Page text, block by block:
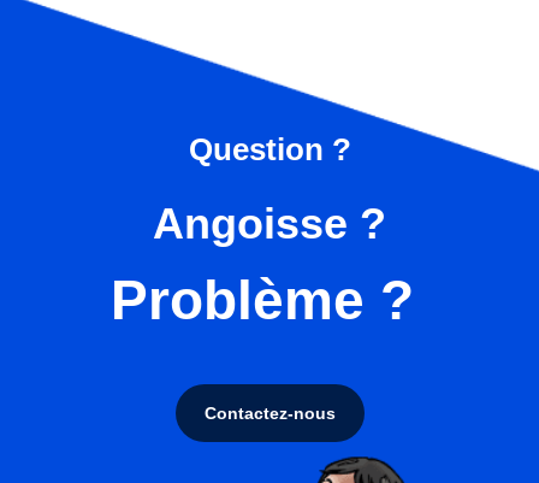
Question ?
Angoisse ?
Problème ?
Contactez-nous